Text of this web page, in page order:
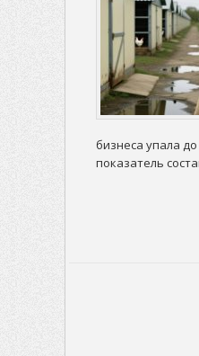
бизнеса упала
показатель